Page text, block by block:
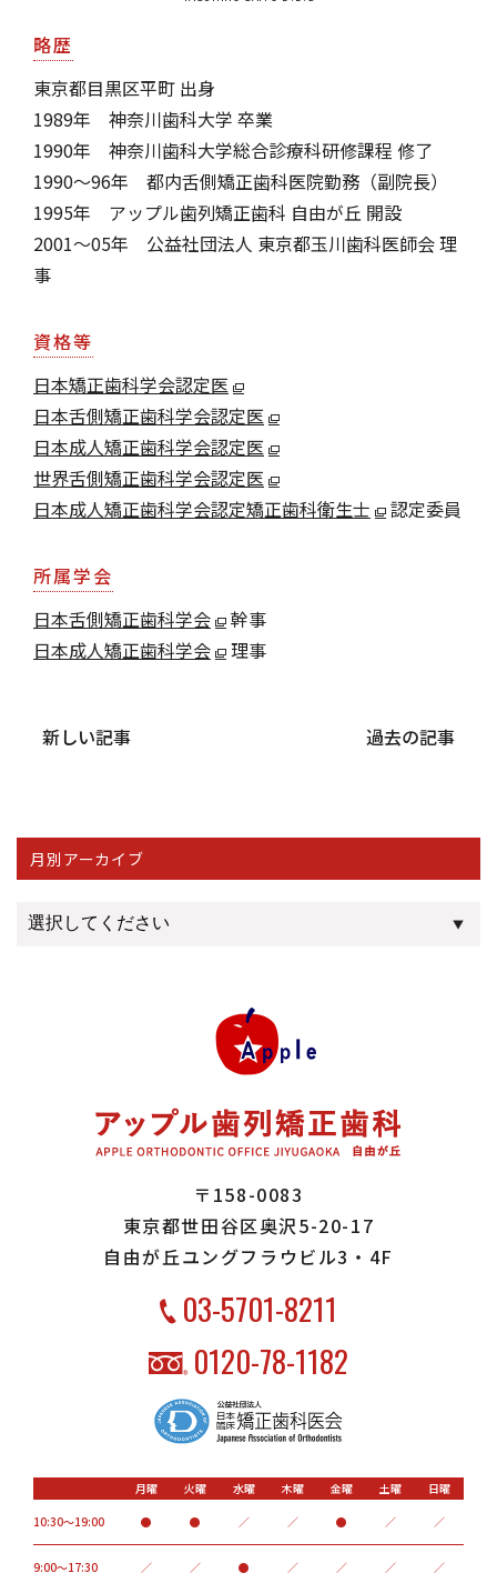
略歴
東京都目黒区平町 出身
1989年 神奈川歯科大学 卒業
1990年 神奈川歯科大学総合診療科研修課程 修了
1990～96年 都内舌側矯正歯科医院勤務（副院長）
1995年 アップル歯列矯正歯科 自由が丘 開設
2001～05年 公益社団法人 東京都玉川歯科医師会 理
事
資格等
日本矯正歯科学会認定医
日本舌側矯正歯科学会認定医
日本成人矯正歯科学会認定医
世界舌側矯正歯科学会認定医
日本成人矯正歯科学会認定矯正歯科衛生士
認定委員
所属学会
日本舌側矯正歯科学会
幹事
日本成人矯正歯科学会
理事
新しい記事 過去の記事
月別アーカイブ
〒158-0083
東京都世田谷区奥沢5-20-17
自由が丘ユングフラウビル3・4F
03-5701-8211
0120-78-1182
月曜 火曜 水曜 木曜 金曜 土曜
日曜
10:30～19:00
● ● ／ ／ ● ／ ／
9:00〜17:30 ／ ／ ● ／ ／ ／ ／